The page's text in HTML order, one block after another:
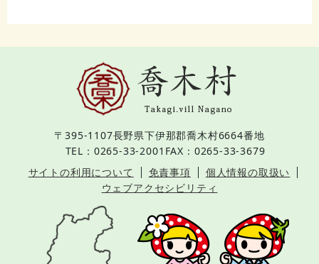
〒395-1107長野県下伊那郡喬木村6664番地
TEL：0265-33-2001 FAX：0265-33-3679
サイトの利用について
免責事項
個人情報の取扱い
ウェブアクセシビリティ